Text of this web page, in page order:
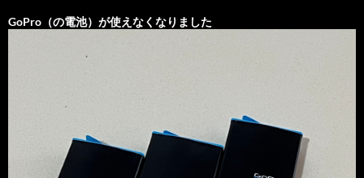
GoPro（の電池）が使えなくなりました